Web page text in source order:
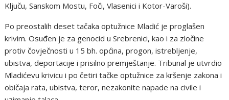
Ključu, Sanskom Mostu, Foči, Vlasenici i Kotor-Varoši).
Po preostalih deset tačaka optužnice Mladić je proglašen
krivim. Osuđen je za genocid u Srebrenici, kao i za zločine
protiv čovječnosti u 15 bh. općina, progon, istrebljenje,
ubistva, deportacije i prisilno premještanje. Tribunal je utvrdio
Mladićevu krivicu i po četiri tačke optužnice za kršenje zakona i
običaja rata, ubistva, teror, nezakonite napade na civile i